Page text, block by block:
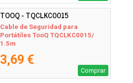
TOOQ - TQCLKC0015
Cable de Seguridad para
Portátiles TooQ TQCLKC0015/
1.5m
3,69 €
Comprar